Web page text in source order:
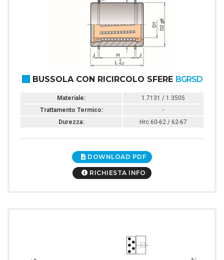
BUSSOLA CON RICIRCOLO SFERE BGRSD
Materiale:
1.7131 / 1.3505
Trattamento Termico:
-
Durezza:
Hrc 60-62 / 62-67
DOWNLOAD PDF
RICHIESTA INFO